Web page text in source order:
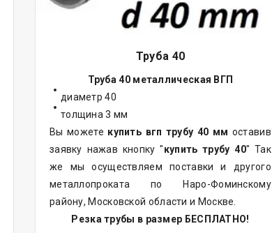
Труба 40
Труба 40 металлическая ВГП
диаметр 40
толщина 3 мм
Вы можете купить вгп трубу 40 мм оставив
заявку нажав кнопку "купить трубу 40" Так
же мы осуществляем поставки и другого
металлопроката по Наро-Фоминскому
району, Московской области и Москве.
Резка трубы в размер БЕСПЛАТНО!